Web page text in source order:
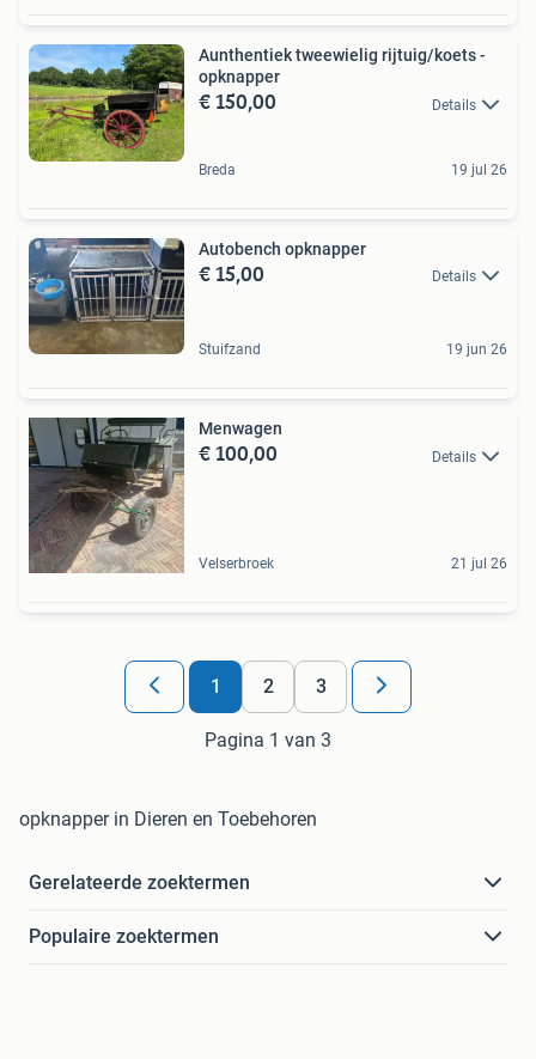
Aunthentiek tweewielig rijtuig/koets -
opknapper
€ 150,00 Details
Breda 19 jul 26
Autobench opknapper
€ 15,00 Details
Stuifzand 19 jun 26
Menwagen
€ 100,00 Details
Velserbroek 21 jul 26
1 2 3
Pagina 1 van 3
opknapper in Dieren en Toebehoren
Gerelateerde zoektermen
Populaire zoektermen